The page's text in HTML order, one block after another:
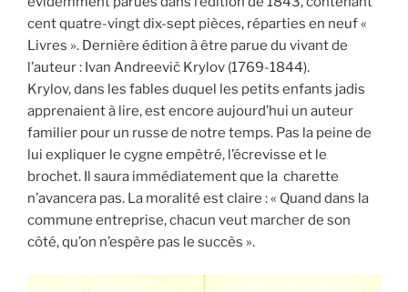
cent quatre-vingt dix-sept pièces, réparties en neuf «
Livres ». Dernière édition à être parue du vivant de
l’auteur : Ivan Andreevič Krylov (1769-1844).
Krylov, dans les fables duquel les petits enfants jadis
apprenaient à lire, est encore aujourd’hui un auteur
familier pour un russe de notre temps. Pas la peine de
lui expliquer le cygne empêtré, l’écrevisse et le
brochet. Il saura immédiatement que la charette
n’avancera pas. La moralité est claire : « Quand dans la
commune entreprise, chacun veut marcher de son
côté, qu’on n’espère pas le succès ».